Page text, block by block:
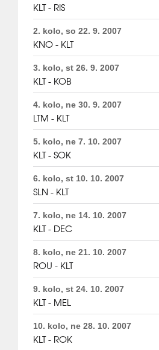
KLT - RIS
2. kolo, so 22. 9. 2007
KNO - KLT
3. kolo, st 26. 9. 2007
KLT - KOB
4. kolo, ne 30. 9. 2007
LTM - KLT
5. kolo, ne 7. 10. 2007
KLT - SOK
6. kolo, st 10. 10. 2007
SLN - KLT
7. kolo, ne 14. 10. 2007
KLT - DEC
8. kolo, ne 21. 10. 2007
ROU - KLT
9. kolo, st 24. 10. 2007
KLT - MEL
10. kolo, ne 28. 10. 2007
KLT - ROK